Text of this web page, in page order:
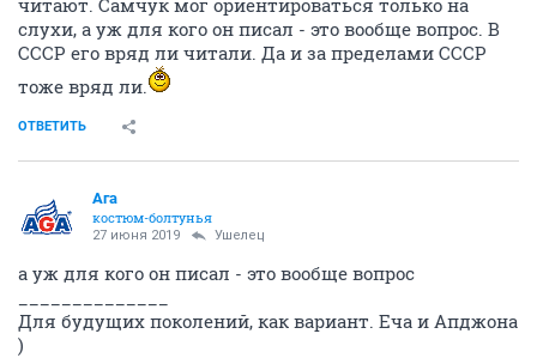
читают. Самчук мог ориентироваться только на
слухи, а уж для кого он писал - это вообще вопрос. В
СССР его вряд ли читали. Да и за пределами СССР
тоже вряд ли.
ОТВЕТИТЬ
Ага
костюм-болтунья
27 июня 2019 Ушелец
а уж для кого он писал - это вообще вопрос
Для будущих поколений, как вариант. Еча и Апджона
)